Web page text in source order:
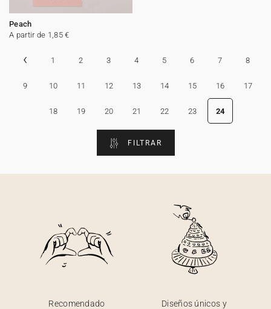
Peach
A partir de 1,85 €
‹ 1 2 3 4 5 6 7 8
9 10 11 12 13 14 15 16 17
18 19 20 21 22 23 24
FILTRAR
Recomendado
Diseños únicos y